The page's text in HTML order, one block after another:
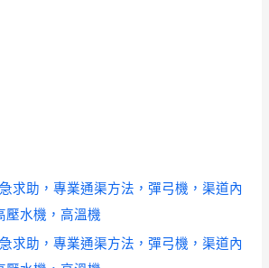
求助，專業通渠方法，彈弓機，渠道內
壓水機，高溫機
求助，專業通渠方法，彈弓機，渠道內